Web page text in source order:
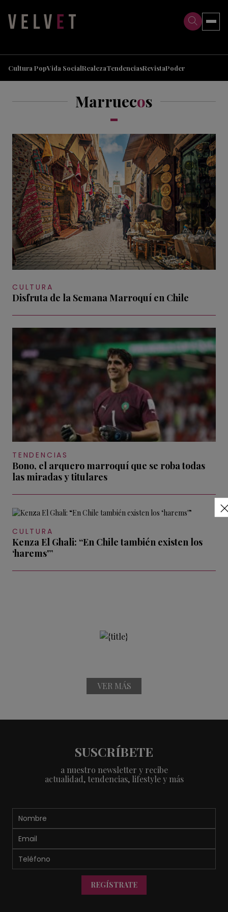
Cultura PopVida SocialRealezaTendenciasRevistaPoder
Marruecos
CULTURA
Disfruta de la Semana Marroquí en Chile
TENDENCIAS
Bono, el arquero marroquí que se roba todas
las miradas y titulares
CULTURA
Kenza El Ghali: “En Chile también existen los
‘harems'”
VER MÁS
SUSCRÍBETE
a nuestro newsletter y recibe
actualidad, tendencias, lifestyle y más
REGÍSTRATE